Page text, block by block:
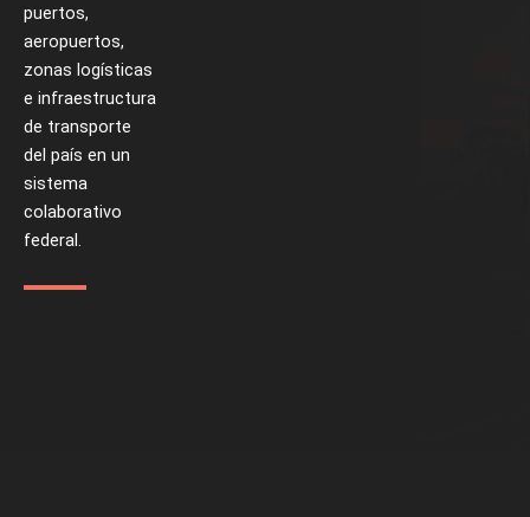
puertos,
aeropuertos,
zonas logísticas
e infraestructura
de transporte
del país en un
sistema
colaborativo
federal.